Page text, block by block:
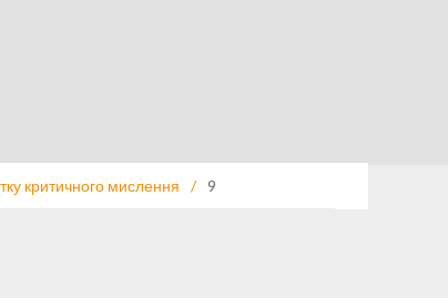
критичного мислення / 9